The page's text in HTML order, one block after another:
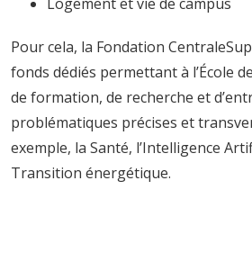
Logement et vie de campus
Pour cela, la Fondation
fonds dédiés permettant à l’École
de formation, de recherche et
problématiques précises et
exemple, la Santé, l’Intelligence
Transition énergétique.